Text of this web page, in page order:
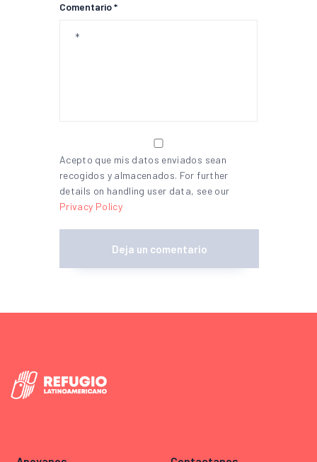
Comentario *
Acepto que mis datos enviados sean
recogidos y almacenados. For further
details on handling user data, see our
Privacy Policy